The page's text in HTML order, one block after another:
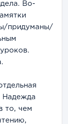
жалуются
— пишут,
и более
Это
так как
и
Во-
придуманы/
Надежда
то, чем